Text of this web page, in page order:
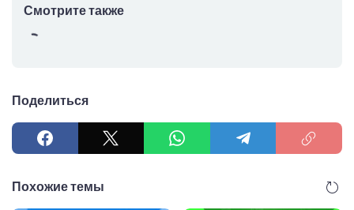
Смотрите также
Поделиться
Похожие темы